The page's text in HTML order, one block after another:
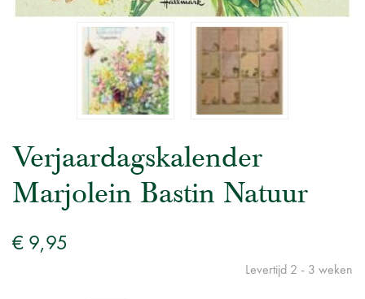
Verjaardagskalender
Marjolein Bastin Natuur
€ 9,95
Levertijd 2 - 3 weken